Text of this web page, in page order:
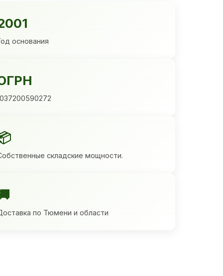
основания
складские мощности.
по Тюмени и области